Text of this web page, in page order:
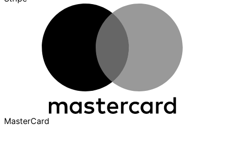
MasterCard